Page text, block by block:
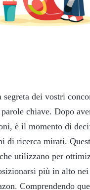
segreta dei vostri
chiave. Dopo
è il momento di
di ricerca mirati.
utilizzano per
più in alto
Comprendendo